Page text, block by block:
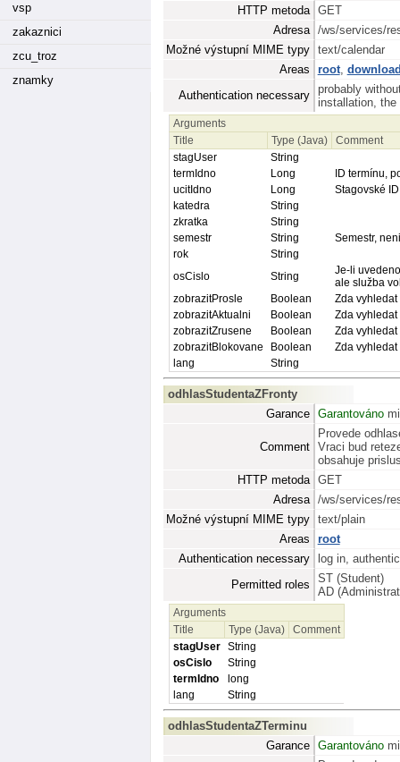
vsp
zakaznici
zcu_troz
znamky
HTTP metoda
GET
Adresa
/ws/services/
Možné výstupní MIME typy
text/calendar
Areas
root,
Authentication necessary
probably
installation, the
Arguments
Title
Type (Java)
Comment
stagUser
String
termIdno
Long
ID termínu,
ucitIdno
Long
Stagovské
katedra
String
zkratka
String
semestr
String
Semestr,
rok
String
osCislo
String
Je-li
ale služba
zobrazitProsle
Boolean
Zda
zobrazitAktualni
Boolean
Zda
zobrazitZrusene
Boolean
Zda
zobrazitBlokovane
Boolean
Zda
lang
String
odhlasStudentaZFronty
Garance
Garantováno
Comment
Provede
Vraci bud
obsahuje
HTTP metoda
GET
Adresa
/ws/services/
Možné výstupní MIME typy
text/plain
Areas
root
Authentication necessary
log in,
Permitted roles
ST (Student)
AD
Arguments
Title
Type (Java)
Comment
stagUser String
osCislo
String
termIdno
long
lang
String
odhlasStudentaZTerminu
Garance
Garantováno